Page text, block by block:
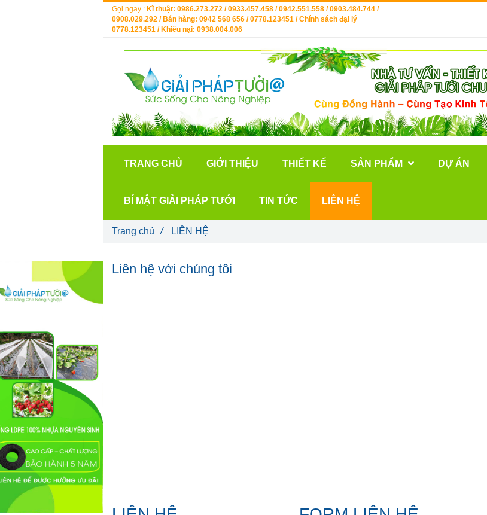
Liên hệ với chúng tôi
Trang chủ / LIÊN HỆ
Gọi ngay : Kĩ thuật: 0986.273.272 / 0933.457.458 / 0942.551.558 / 0903.484.744 /
0908.029.292 / Bán hàng: 0942 568 656 / 0778.123451 / Chính sách đại lý
0778.123451 / Khiếu nại: 0938.004.006
TRANG CHỦ GIỚI THIỆU THIẾT KẾ SẢN PHẨM DỰ ÁN
BÍ MẬT GIẢI PHÁP TƯỚI TIN TỨC LIÊN HỆ